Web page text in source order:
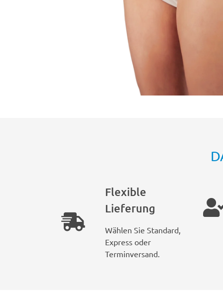
Flexible
Lieferung
Wählen Sie Standard,
Express oder
Terminversand.